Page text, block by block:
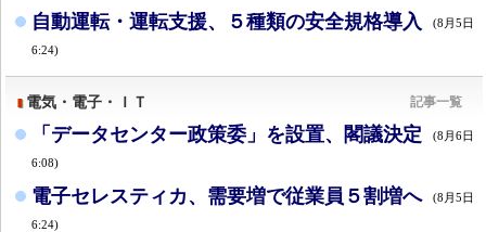
自動運転・運転支援、５種類の安全規格導入 (8月5日
6:24)
電気・電子・ＩＴ 記事一覧
「データセンター政策委」を設置、閣議決定 (8月6日
6:08)
電子セレスティカ、需要増で従業員５割増へ (8月5日
6:24)